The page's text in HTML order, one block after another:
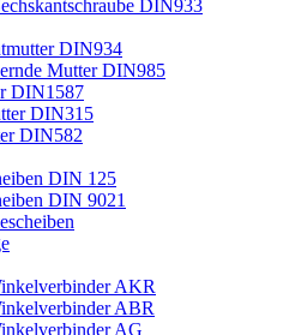
DIN933
DIN934
Mutter DIN985
DIN1587
DIN315
DIN582
DIN 125
DIN 9021
AKR
ABR
AG